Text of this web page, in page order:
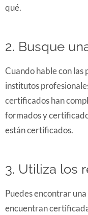
qué.
2. Busque
Cuando hable con las
institutos
certificados han
formados y
están certificados.
3. Utiliza los
Puedes encontrar
encuentran